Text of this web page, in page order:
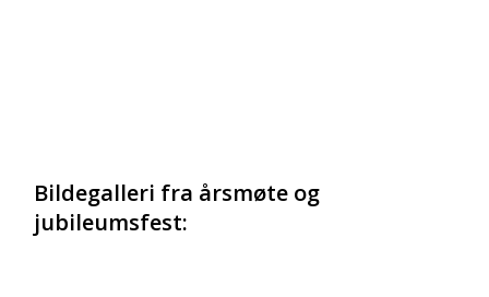
Bildegalleri fra årsmøte og
jubileumsfest: